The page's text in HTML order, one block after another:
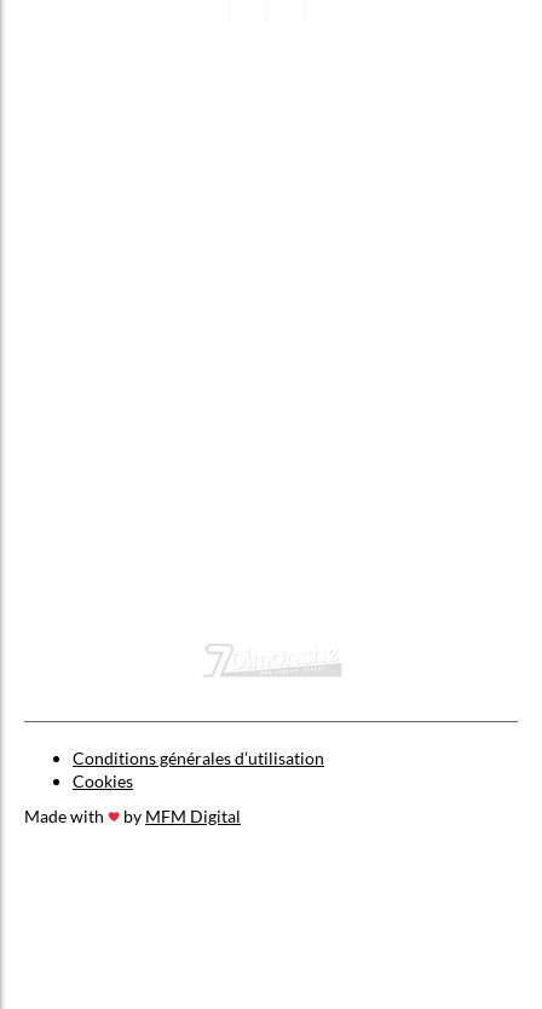
Conditions générales d’utilisation
Cookies
Made with
by MFM Digital